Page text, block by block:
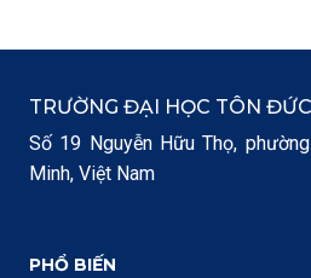
TRƯỜNG ĐẠI HỌC TÔN
Số 19 Nguyễn Hữu Thọ,
Minh, Việt Nam
PHỔ BIẾN